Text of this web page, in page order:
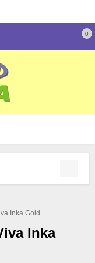
0
Inka Gold
Inka